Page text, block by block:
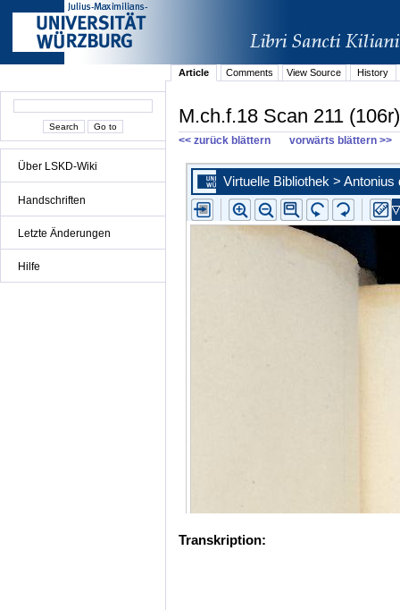
Über LSKD-Wiki
Handschriften
Letzte Änderungen
Hilfe
Article Comments View Source History
M.ch.f.18 Scan 211 (106r)
<< zurück blättern vorwärts blättern >>
Transkription: